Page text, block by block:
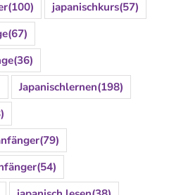
(100) japanischkurs(57)
(67)
(36)
Japanischlernen(198)
(79)
(54)